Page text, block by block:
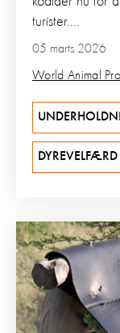
05 marts 2026
World Animal
turister....
DYREVELFÆRD